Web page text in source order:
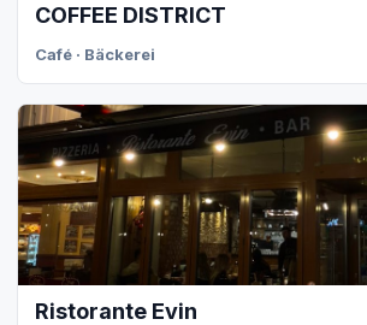
COFFEE DISTRICT
Café · Bäckerei
Ristorante Evin